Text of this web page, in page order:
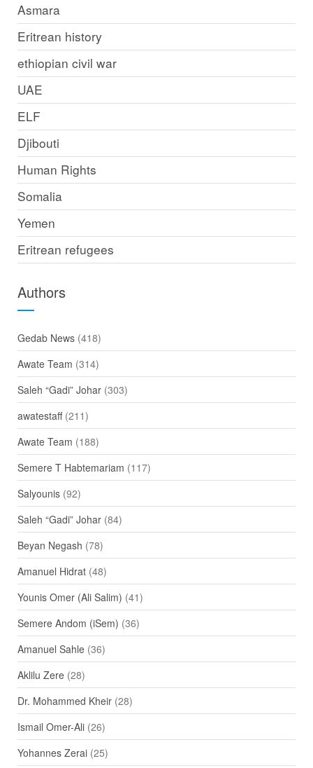
Asmara
Eritrean history
ethiopian civil war
UAE
ELF
Djibouti
Human Rights
Somalia
Yemen
Eritrean refugees
Authors
Gedab News(418)
Awate Team (314)
Saleh “Gadi” Johar(303)
awatestaff(211)
Awate Team (188)
Semere T Habtemariam (117)
Salyounis(92)
Saleh “Gadi” Johar(84)
Beyan Negash (78)
Amanuel Hidrat(48)
Younis Omer (Ali Salim) (41)
Semere Andom (iSem) (36)
Amanuel Sahle(36)
Aklilu Zere(28)
Dr. Mohammed Kheir(28)
Ismail Omer-Ali(26)
Yohannes Zerai(25)